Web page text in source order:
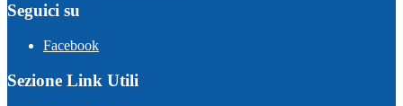
Seguici su
Facebook
Sezione Link Utili